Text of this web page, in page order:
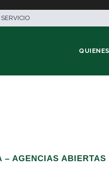
– AGENCIAS